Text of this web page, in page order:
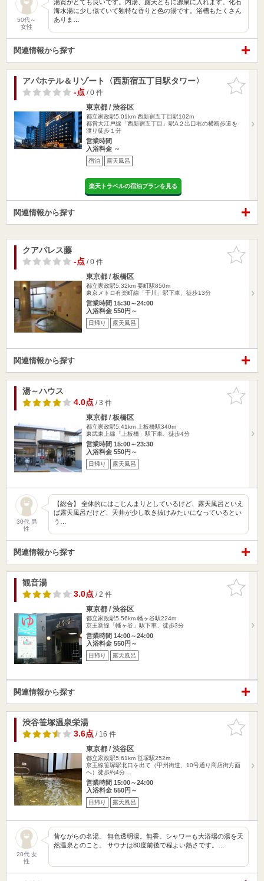
50代～
女性
湯質がとても良いです。内湯、露天ともに源泉に入れます。化石
海水湯に少し似ていて独特な香りと色の湯です。浴槽もたくさん
ありま…
関連情報から探す
お気に入
りに追加
アパホテル＆リゾート〈西新宿五丁目駅タワー〉
-点/ 0 件
東京都 / 渋谷区
都立家政駅5.01km 西新宿五丁目駅102m
都営大江戸線「西新宿五丁目」駅A２出口右の横断歩道を
渡り徒歩１分
営業時間
入浴料金 ～
宿泊 露天風呂
楽天トラベルの宿泊プランを見る
関連情報から探す
お気に入
りに追加
クアパレス藤
-点/ 0 件
東京都 / 板橋区
都立家政駅5.32km 要町駅850m
東京メトロ有楽町線「千川」駅下車、徒歩13分
営業時間 15:30～24:00
入浴料金 550円～
日帰り 露天風呂
関連情報から探す
お気に入
りに追加
湯～ハウス
4.0点/ 3 件
東京都 / 板橋区
都立家政駅5.41km
上板橋駅340m
東武東上線「上板橋」駅下車、徒歩4分
営業時間 15:00～23:30
入浴料金 550円～
日帰り 露天風呂
30代 男
性
【総合】 全体的にはこじんまりとしているけど、露天風呂といえ
ば露天風呂だけど、天井が少し吹き抜けみたいになっているとい
う…
関連情報から探す
お気に入
りに追加
観音湯
3.0点/ 2 件
東京都 / 渋谷区
都立家政駅5.56km 幡ヶ谷駅224m
京王新線「幡ヶ谷」駅下車、徒歩3分
営業時間 14:00～24:00
入浴料金 550円～
日帰り 露天風呂
関連情報から探す
お気に入
りに追加
渋谷笹塚温泉栄湯
3.6点/ 16 件
東京都 / 渋谷区
都立家政駅5.61km 笹塚駅252m
京王線笹塚駅北口を出て（甲州街道、10号通り商店街方面
へ）徒歩約4分…
営業時間 15:00～24:00
入浴料金 550円～
日帰り 露天風呂
20代 女
性
昔ながらの名湯。 無色透明湯。無香。シャワーも大浴場の湯を天
然温泉とのこと。 サウナは80度前後で程よい熱さです。…